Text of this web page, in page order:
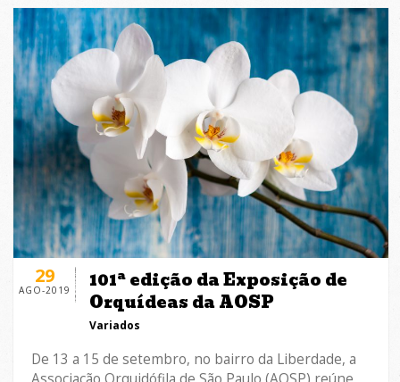
29
AGO-2019
101ª edição da Exposição de
Orquídeas da AOSP
Variados
De 13 a 15 de setembro, no bairro da Liberdade, a